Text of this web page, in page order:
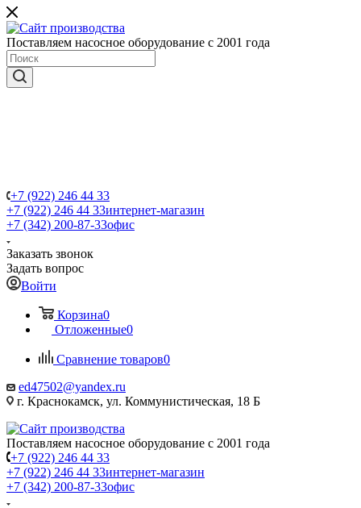
Поставляем насосное оборудование с 2001 года
+7 (922) 246 44 33
+7 (922) 246 44 33интернет-магазин
+7 (342) 200-87-33офис
Заказать звонок
Задать вопрос
Войти
Корзина0
Отложенные0
Сравнение товаров0
ed47502@yandex.ru
г. Краснокамск, ул. Коммунистическая, 18 Б
Поставляем насосное оборудование с 2001 года
+7 (922) 246 44 33
+7 (922) 246 44 33интернет-магазин
+7 (342) 200-87-33офис